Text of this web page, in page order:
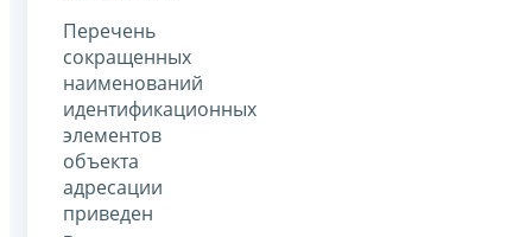
Перечень
сокращенных
наименований
идентификационных
элементов
объекта
адресации
приведен